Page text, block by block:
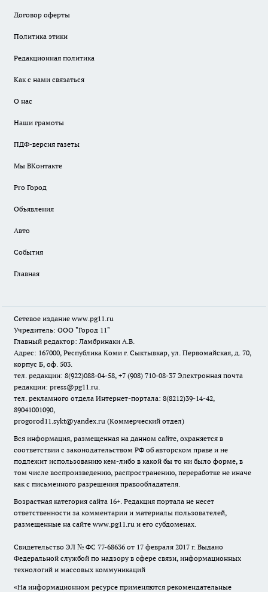
Договор оферты
Политика этики
Редакционная политика
Как с нами связаться
О нас
Наши грамоты
ПДФ-версия газеты
Мы ВКонтакте
Pro Город
Объявления
Авто
События
Главная
Сетевое издание www.pg11.ru
Учредитель: ООО "Город 11"
Главный редактор: Ламбринаки А.В.
Адрес: 167000, Республика Коми г. Сыктывкар, ул. Первомайская, д. 70,
корпус Б, оф. 503.
тел. редакции: 8(922)088-04-58, +7 (908) 710-08-37 Электронная почта
редакции: press@pg11.ru.
тел. рекламного отдела Интернет-портала: 8(8212)39-14-42,
89041001090,
progorod11.sykt@yandex.ru (Коммерческий отдел)
Вся информация, размещенная на данном сайте, охраняется в
соответствии с законодательством РФ об авторском праве и не
подлежит использованию кем-либо в какой бы то ни было форме, в
том числе воспроизведению, распространению, переработке не иначе
как с письменного разрешения правообладателя.
Возрастная категория сайта 16+. Редакция портала не несет
ответственности за комментарии и материалы пользователей,
размещенные на сайте www.pg11.ru и его субдоменах.
Свидетельство ЭЛ № ФС 77-68636 от 17 февраля 2017 г. Выдано
Федеральной службой по надзору в сфере связи, информационных
технологий и массовых коммуникаций
«На информационном ресурсе применяются рекомендательные